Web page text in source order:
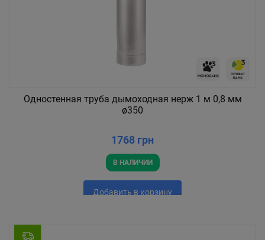
Одностенная труба дымоходная нерж 1 м 0,8 мм
ø350
1768 грн
В НАЛИЧИИ
Добавить в корзину